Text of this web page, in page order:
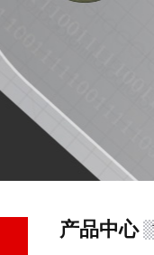
产品中心